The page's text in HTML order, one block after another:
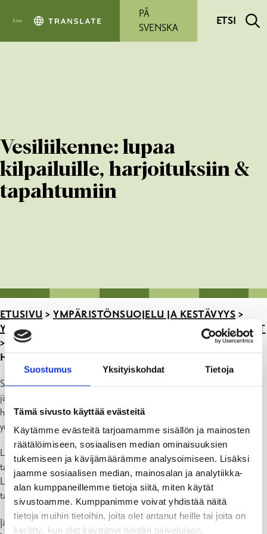
Suostumus Yksityiskohdat Tietoja
Tämä sivusto käyttää evästeitä
Käytämme evästeitä tarjoamamme sisällön ja mainosten
räätälöimiseen, sosiaalisen median ominaisuuksien
tukemiseen ja kävijämäärämme analysoimiseen. Lisäksi
jaamme sosiaalisen median, mainosalan ja analytiikka-
alan kumppaneillemme tietoja siitä, miten käytät
sivustoamme. Kumppanimme voivat yhdistää näitä
tietoja muihin tietoihin, joita olet antanut heille tai joita on
kerätty, kun olet käyttänyt heidän palvelujaan.
PÅ
SVENSKA
ETSI
Vesiliikenne: lupaa
kilpailuille, harjoituksiin &
tapahtumiin
ETUSIVU > YMPÄRISTÖNSUOJELU JA KESTÄVYYS >
YMPÄRISTÖNSUOJELU: VALVONTA JA LUPAPALVELUT
>
VESILIIKENNE: LUPAA KILPAILUILLE,
HARJOITUKSIIN & TAPAHTUMIIN
Se joka toistuvasti (esim. kerran vuodessa) samassa maastossa
järjestää moottoriajuneuvokilpailuja tai harjoittelee, on
haettavavesiliikennelain 106 §:nmukaista lupaa
ympäristönsuojeluviranomaiselta.
Lupa on haettava myös yksittäisen tapahtuman järjestämiseen, jos
tapahtumasta on odotettavissa huomattavia haittoja ympäristölle.
Lupaa enemmän kuin yhden kunnan alueella järjestettäviin
tapahtumiin myöntää Lupa- ja valvontavirasto.
Jätä vapaamuotoinen lupahakemusympäristöyksikölle, johon tulee